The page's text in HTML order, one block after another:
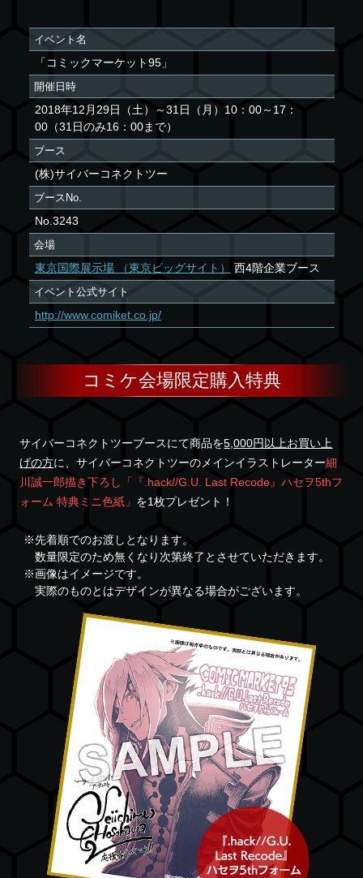
イベント名
「コミックマーケット95」
開催日時
2018年12月29日（土）～31日（月）10：00～17：
00（31日のみ16：00まで）
ブース
(株)サイバーコネクトツー
ブースNo.
No.3243
会場
東京国際展示場 （東京ビッグサイト） 西4階企業ブース
イベント公式サイト
http://www.comiket.co.jp/
コミケ会場限定購入特典
サイバーコネクトツーブースにて商品を5,000円以上お買い上
げの方に、サイバーコネクトツーのメインイラストレーター細
川誠一郎描き下ろし「『.hack//G.U. Last Recode』ハセヲ5thフ
ォーム 特典ミニ色紙」 を1枚プレゼント！
※先着順でのお渡しとなります。
数量限定のため無くなり次第終了とさせていただきます。
※画像はイメージです。
実際のものとはデザインが異なる場合がございます。